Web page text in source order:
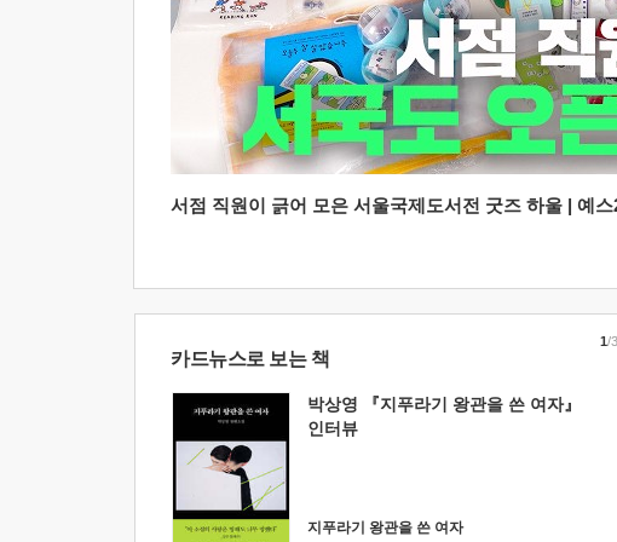
서점 직원이 긁어 모은 서울국제도서전 굿즈 하울 | 예스
카드뉴스로 보는 책
박상영 『지푸라기 왕관을 쓴 여자』
인터뷰
지푸라기 왕관을 쓴 여자
1/3